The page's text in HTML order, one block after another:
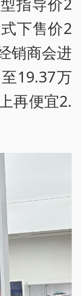
下售价2
销商会进
19.37万
再便宜2.